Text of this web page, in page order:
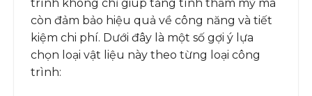
trình không chỉ giúp tăng tính thẩm mỹ mà
còn đảm bảo hiệu quả về công năng và tiết
kiệm chi phí. Dưới đây là một số gợi ý lựa
chọn loại vật liệu này theo từng loại công
trình: